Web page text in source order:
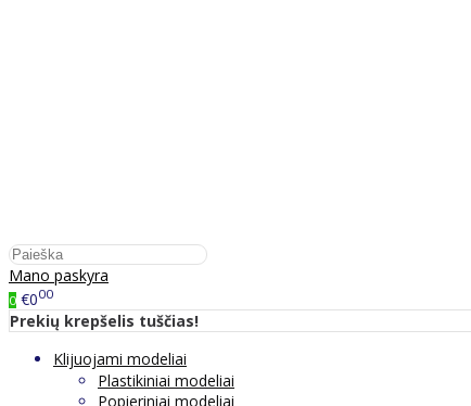
Mano paskyra
0 €000
Prekių krepšelis tuščias!
Klijuojami modeliai
Plastikiniai modeliai
Popieriniai modeliai